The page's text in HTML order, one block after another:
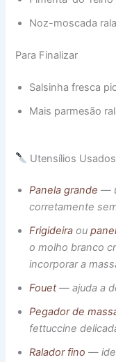
Noz-moscada
Para Finalizar
Salsinha fresca
Mais parmesão
Utensílios
Panela grande—
corretamente
Frigideira ou
o molho branco
incorporar a
Fouet— ajuda a
Pegador de
fettuccine
Ralador fino —